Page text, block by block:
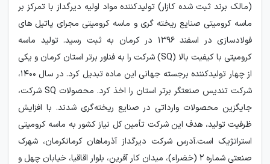
(مالک برند ثبت شده کازار) تولیدکننده مواد اولیه دیرگداز با تمرکز بر
ماسه کرومیتی صنایع ریخته گری و ماسه کرومیتی مجرای پاتیل های
فولادسازی در اسفند ۱۳۹۶ در کرمان به ثبت رسید. تولید ماسه
کرومیتی با کیفیت بالا (SQ) شرکت را به فناور برتر استان کرمان و یکی
از چهار تولیدکننده برجسته جهانی این ماده تبدیل کرد. در سال ۱۴۰۰،
شرکت تندیس صنعتگر برتر استان را اخذ کرد. محصولات SQ شرکت،
جایگزین محصولات وارداتی در صنایع ریخته‌گری شدند. با افزایش
ظرفیت تولید، هدف این شرکت تأمین کل نیاز کشور به ماسه کرومیتی
استراتژیک است.آدرس شرکت دیرگداز آذرماهان کرمانکرمان، شهرک
صنعتی شماره 2 (خضراء)، میدان کار آفرین، بلوار اقاقیا، خیابان چهل و